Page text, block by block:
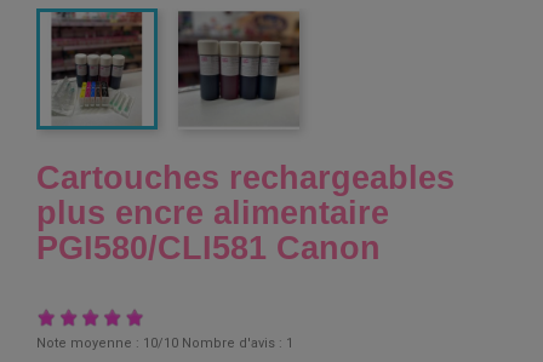
Cartouches rechargeables
plus encre alimentaire
PGI580/CLI581 Canon
Note moyenne : 10/10 Nombre d'avis : 1